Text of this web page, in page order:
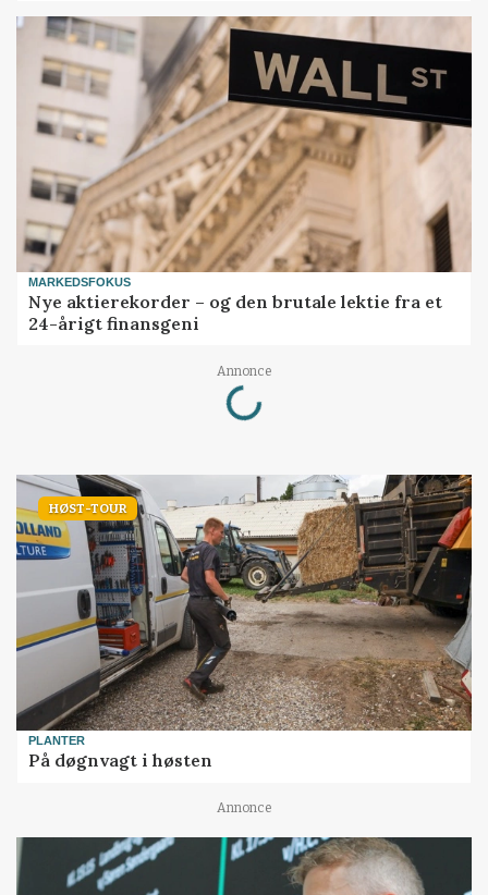
MARKEDSFOKUS
Nye aktierekorder – og den brutale lektie fra et
24-årigt finansgeni
Annonce
Loading...
HØST-TOUR
PLANTER
På døgnvagt i høsten
Annonce